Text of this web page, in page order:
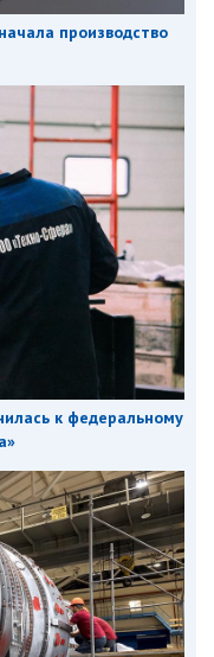
производство
к федеральному